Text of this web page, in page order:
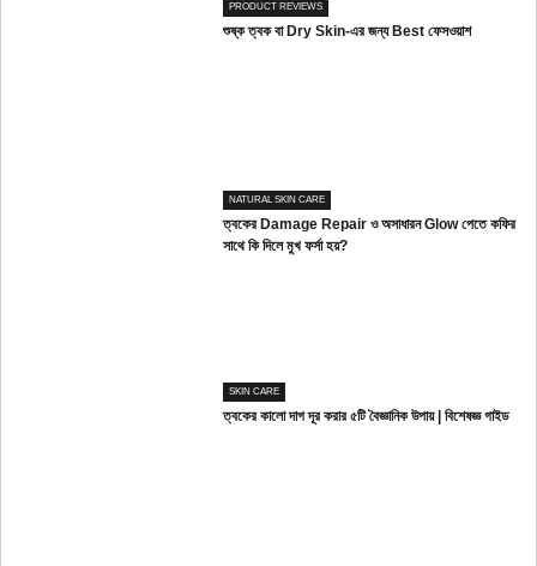
PRODUCT REVIEWS
শুষ্ক ত্বক বা Dry Skin-এর জন্য Best ফেসওয়াশ
NATURAL SKIN CARE
ত্বকের Damage Repair ও অসাধারন Glow পেতে কফির
সাথে কি দিলে মুখ ফর্সা হয়?
SKIN CARE
ত্বকের কালো দাগ দূর করার ৫টি বৈজ্ঞানিক উপায় | বিশেষজ্ঞ গাইড